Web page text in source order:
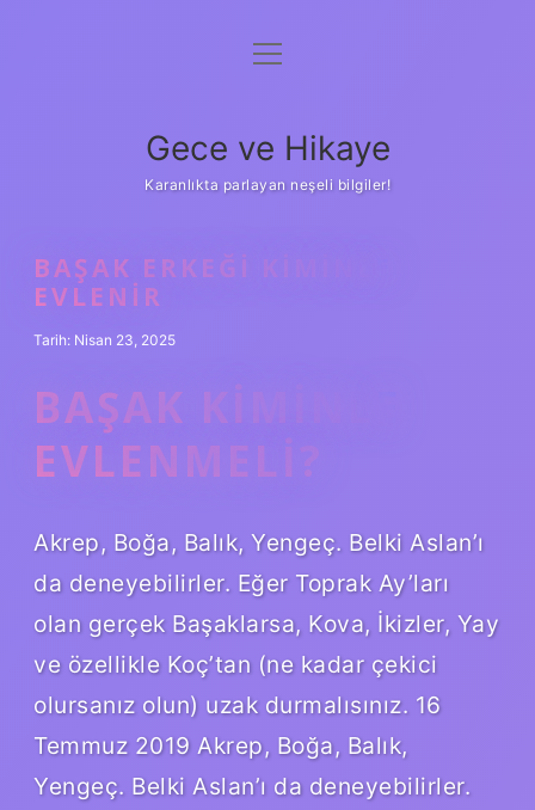
Anasayfa
Yasal Uyarı
menüyü
Gece ve Hikaye
Karanlıkta parlayan neşeli bilgiler!
BAŞAK ERKEĞI KIMINLE
EVLENIR
Tarih: Nisan 23, 2025
BAŞAK KIMINLE
EVLENMELI?
Akrep, Boğa, Balık, Yengeç. Belki Aslan’ı
da deneyebilirler. Eğer Toprak Ay’ları
olan gerçek Başaklarsa, Kova, İkizler, Yay
ve özellikle Koç’tan (ne kadar çekici
olursanız olun) uzak durmalısınız. 16
Temmuz 2019 Akrep, Boğa, Balık,
Yengeç. Belki Aslan’ı da deneyebilirler.